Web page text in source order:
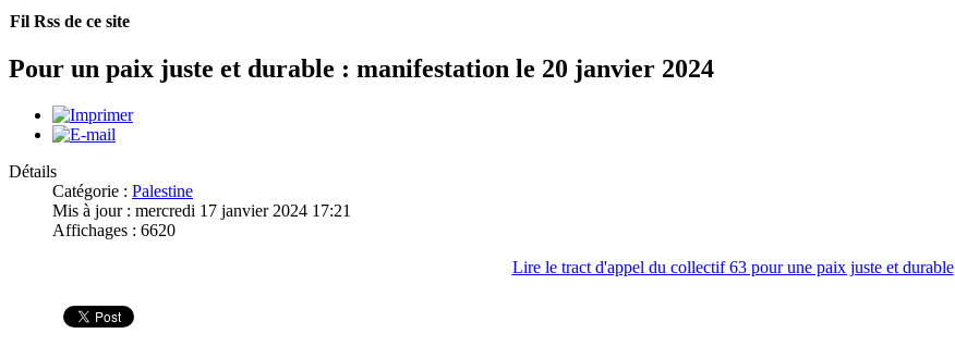
Fil Rss de ce site
Pour un paix juste et durable : manifestation le 20 janvier 2024
Détails
Catégorie : Palestine
Mis à jour : mercredi 17 janvier 2024 17:21
Affichages : 6620
Lire le tract d'appel du collectif 63 pour une paix juste et durable